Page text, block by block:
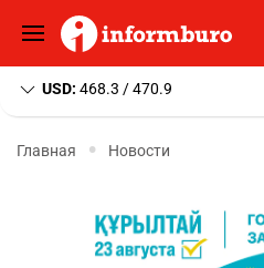
USD: 468.3 / 470.9
Главная Новости